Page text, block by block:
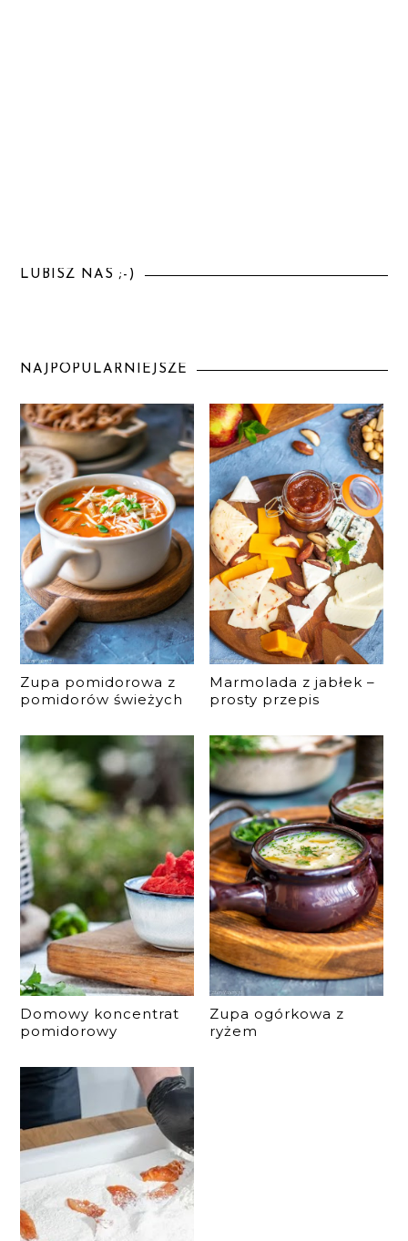
LUBISZ NAS ;-)
NAJPOPULARNIEJSZE
Zupa pomidorowa z
pomidorów świeżych
Marmolada z jabłek –
prosty przepis
Domowy koncentrat
pomidorowy
Zupa ogórkowa z
ryżem